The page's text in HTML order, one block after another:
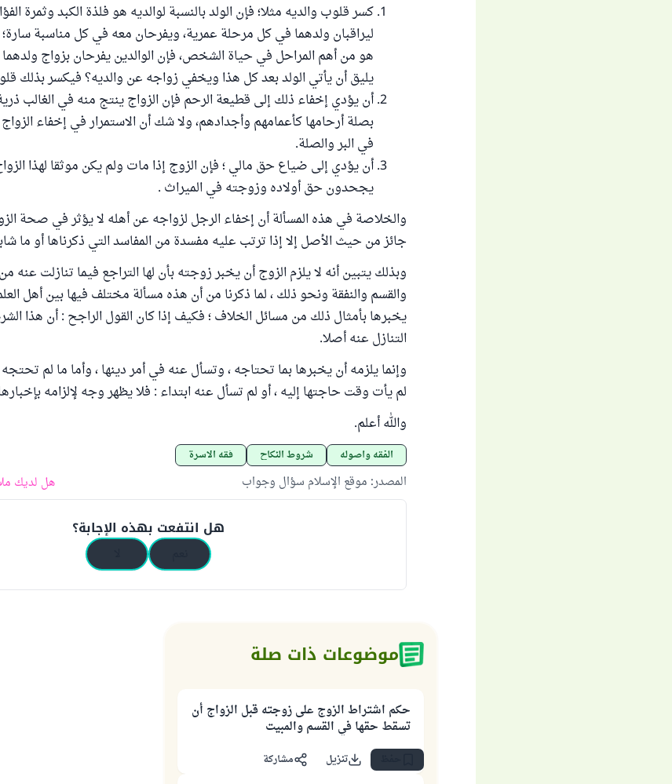
كسر قلوب والديه مثلا؛ فإن الولد بالنسبة لوالديه هو فلذة الكبد وثمرة
ليراقبان ولدهما في كل مرحلة عمرية، ويفرحان معه في كل مناسبة سارة؛
هو من أهم المراحل في حياة الشخص، فإن الوالدين يفرحان بزواج ولدهما
يليق أن يأتي الولد بعد كل هذا ويخفي زواجه عن والديه؟ فيكسر بذلك
أن يؤدي إخفاء ذلك إلى قطيعة الرحم فإن الزواج ينتج منه في الغالب
بصلة أرحامها كأعمامهم وأجدادهم، ولا شك أن الاستمرار في إخفاء
في البر والصلة.
أن يؤدي إلى ضياع حق مالي ؛ فإن الزوج إذا مات ولم يكن موثقا لهذا
يجحدون حق أولاده وزوجته في الميراث .
والخلاصة في هذه المسألة أن إخفاء الرجل لزواجه عن أهله لا يؤثر في صحة
جائز من حيث الأصل إلا إذا ترتب عليه مفسدة من المفاسد التي ذكرناها أو ما
وبذلك يتبين أنه لا يلزم الزوج أن يخبر زوجته بأن لها التراجع فيما تنازلت عنه
والقسم والنفقة ونحو ذلك ، لما ذكرنا من أن هذه مسألة مختلف فيها بين أهل
يخبرها بأمثال ذلك من مسائل الخلاف ؛ فكيف إذا كان القول الراجح : أن هذا
التنازل عنه أصلا.
وإنما يلزمه أن يخبرها بما تحتاجه ، وتسأل عنه في أمر دينها ، وأما ما لم تحتجه
لم يأت وقت حاجتها إليه ، أو لم تسأل عنه ابتداء : فلا يظهر وجه لإلزامه
والله أعلم.
الفقه وأصوله شروط النكاح فقه الأسرة
المصدر: موقع الإسلام سؤال وجواب هل لديك
هل انتفعت بهذه الإجابة؟
موضوعات ذات صلة
حكم اشتراط الزوج على زوجته قبل الزواج أن
تسقط حقها في القسم والمبيت
تنزيل مشاركة